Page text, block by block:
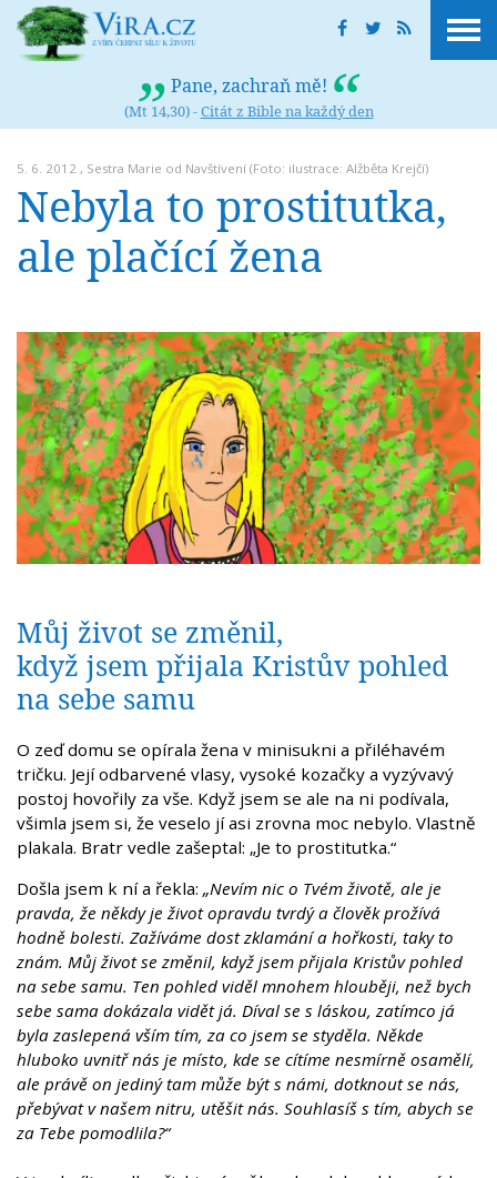
Pane, zachraň mě!
(Mt 14,30) -Citát z Bible na každý den
5. 6. 2012 , Sestra Marie od Navštívení (Foto: ilustrace: Alžběta Krejčí)
Nebyla to prostitutka,
ale plačící žena
Můj život se změnil,
když jsem přijala Kristův pohled
na sebe samu
O zeď domu se opírala žena v minisukni a přiléhavém
tričku. Její odbarvené vlasy, vysoké kozačky a vyzývavý
postoj hovořily za vše. Když jsem se ale na ni podívala,
všimla jsem si, že veselo jí asi zrovna moc nebylo. Vlastně
plakala. Bratr vedle zašeptal: „Je to prostitutka.“
Došla jsem k ní a řekla: „Nevím nic o Tvém životě, ale je
pravda, že někdy je život opravdu tvrdý a člověk prožívá
hodně bolesti. Zažíváme dost zklamání a hořkosti, taky to
znám. Můj život se změnil, když jsem přijala Kristův pohled
na sebe samu. Ten pohled viděl mnohem hlouběji, než bych
sebe sama dokázala vidět já. Díval se s láskou, zatímco já
byla zaslepená vším tím, za co jsem se styděla. Někde
hluboko uvnitř nás je místo, kde se cítíme nesmírně osamělí,
ale právě on jediný tam může být s námi, dotknout se nás,
přebývat v našem nitru, utěšit nás. Souhlasíš s tím, abych se
za Tebe pomodlila?“